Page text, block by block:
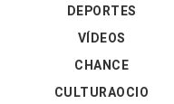
DEPORTES
VÍDEOS
CHANCE
CULTURAOCIO